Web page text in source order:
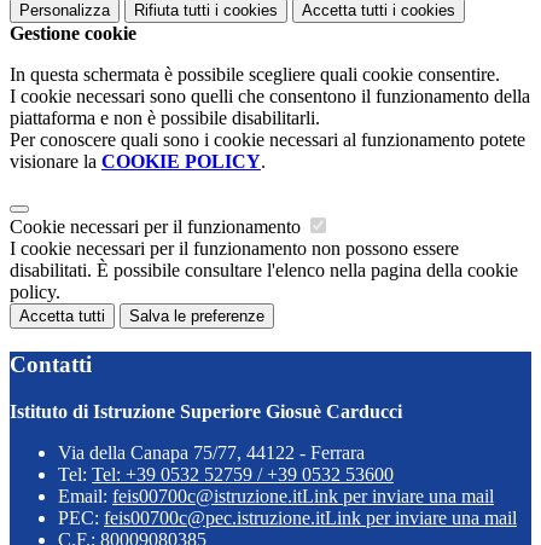
Personalizza Rifiuta tutti i cookies Accetta tutti i cookies
Gestione cookie
In questa schermata è possibile scegliere quali cookie consentire.
I cookie necessari sono quelli che consentono il funzionamento della
piattaforma e non è possibile disabilitarli.
Per conoscere quali sono i cookie necessari al funzionamento potete
visionare la COOKIE POLICY.
Cookie necessari per il funzionamento
I cookie necessari per il funzionamento non possono essere
disabilitati. È possibile consultare l'elenco nella pagina della cookie
policy.
Accetta tutti Salva le preferenze
Contatti
Istituto di Istruzione Superiore Giosuè Carducci
Via della Canapa 75/77, 44122 - Ferrara
Tel: Tel: +39 0532 52759 / +39 0532 53600
Email: feis00700c@istruzione.itLink per inviare una mail
PEC: feis00700c@pec.istruzione.itLink per inviare una mail
C.F.: 80009080385